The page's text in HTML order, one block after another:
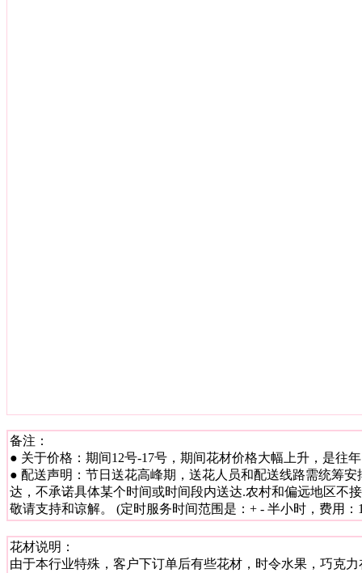
备注：
● 关于价格：期间12号-17号，期间花材价格大幅上升，是往
● 配送声明：节日送花高峰期，送花人员和配送线路需统筹
达，不承诺具体某个时间或时间段内送达.农村和偏远地区不
敬请支持和谅解。 (定时服务时间范围是：+ - 半小时，费用：
花材说明：
由于本行业特殊，客户下订单后有些花材，时令水果，巧克